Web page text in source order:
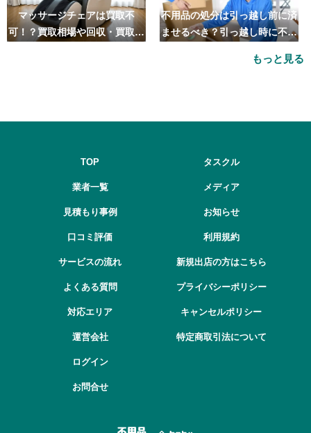
マッサージチェアは買取不
可！？買取相場や回収・買取の
不用品の処分は引っ越し前に済
ませるべき？引っ越し時に不用
もっと見る
TOP
業者一覧
見積もり事例
口コミ評価
サービスの流れ
よくある質問
対応エリア
運営会社
ログイン
お問合せ
タスクル
メディア
お知らせ
利用規約
新規出店の方はこちら
プライバシーポリシー
キャンセルポリシー
特定商取引法について